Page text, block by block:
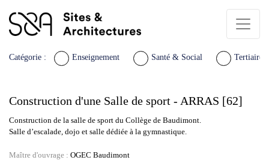
Catégorie : Enseignement Santé & Social Tertiaire
Construction d'une Salle de sport - ARRAS [62]
Construction de la salle de sport du Collège de Baudimont.
Salle d’escalade, dojo et salle dédiée à la gymnastique.
Maître d'ouvrage : OGEC Baudimont